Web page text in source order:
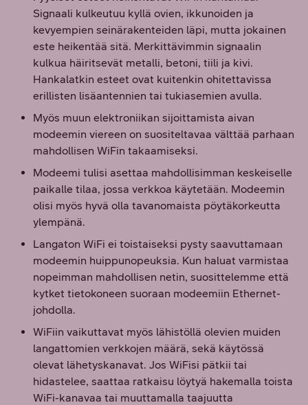
Signaali kulkeutuu kyllä ovien, ikkunoiden ja
kevyempien seinärakenteiden läpi, mutta jokainen
este heikentää sitä. Merkittävimmin signaalin
kulkua häiritsevät metalli, betoni, tiili ja kivi.
Hankalatkin esteet ovat kuitenkin ohitettavissa
erillisten lisäantennien tai tukiasemien avulla.
Myös muun elektroniikan sijoittamista aivan
modeemin viereen on suositeltavaa välttää parhaan
mahdollisen WiFin takaamiseksi.
Modeemi tulisi asettaa mahdollisimman keskeiselle
paikalle tilaa, jossa verkkoa käytetään. Modeemin
olisi myös hyvä olla tavanomaista pöytäkorkeutta
ylempänä.
Langaton WiFi ei toistaiseksi pysty saavuttamaan
modeemin huippunopeuksia. Kun haluat varmistaa
nopeimman mahdollisen netin, suosittelemme että
kytket tietokoneen suoraan modeemiin Ethernet-
johdolla.
WiFiin vaikuttavat myös lähistöllä olevien muiden
langattomien verkkojen määrä, sekä käytössä
olevat lähetyskanavat. Jos WiFisi pätkii tai
hidastelee, saattaa ratkaisu löytyä hakemalla toista
WiFi-kanavaa tai muuttamalla taajuutta